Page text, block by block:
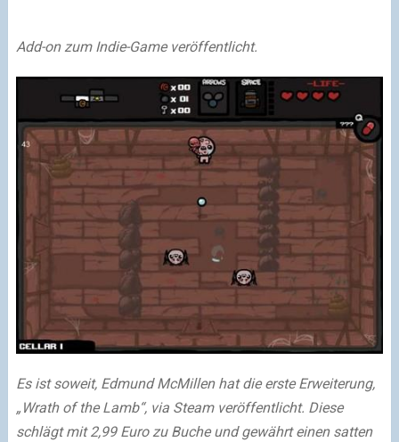
Add-on zum Indie-Game veröffentlicht.
Es ist soweit, Edmund McMillen hat die erste Erweiterung,
„Wrath of the Lamb“, via Steam veröffentlicht. Diese
schlägt mit 2,99 Euro zu Buche und gewährt einen satten